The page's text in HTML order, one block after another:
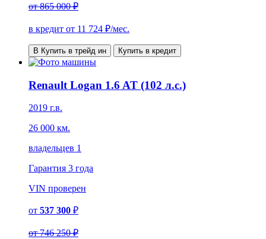
от865 000 ₽
в кредит от 11 724 ₽/мес.
В Купить в трейд ин Купить в кредит
Renault Logan 1.6 AT (102 л.с.)
2019 г.в.
26 000 км.
владельцев 1
Гарантия 3 года
VIN проверен
от 537 300 ₽
от746 250 ₽